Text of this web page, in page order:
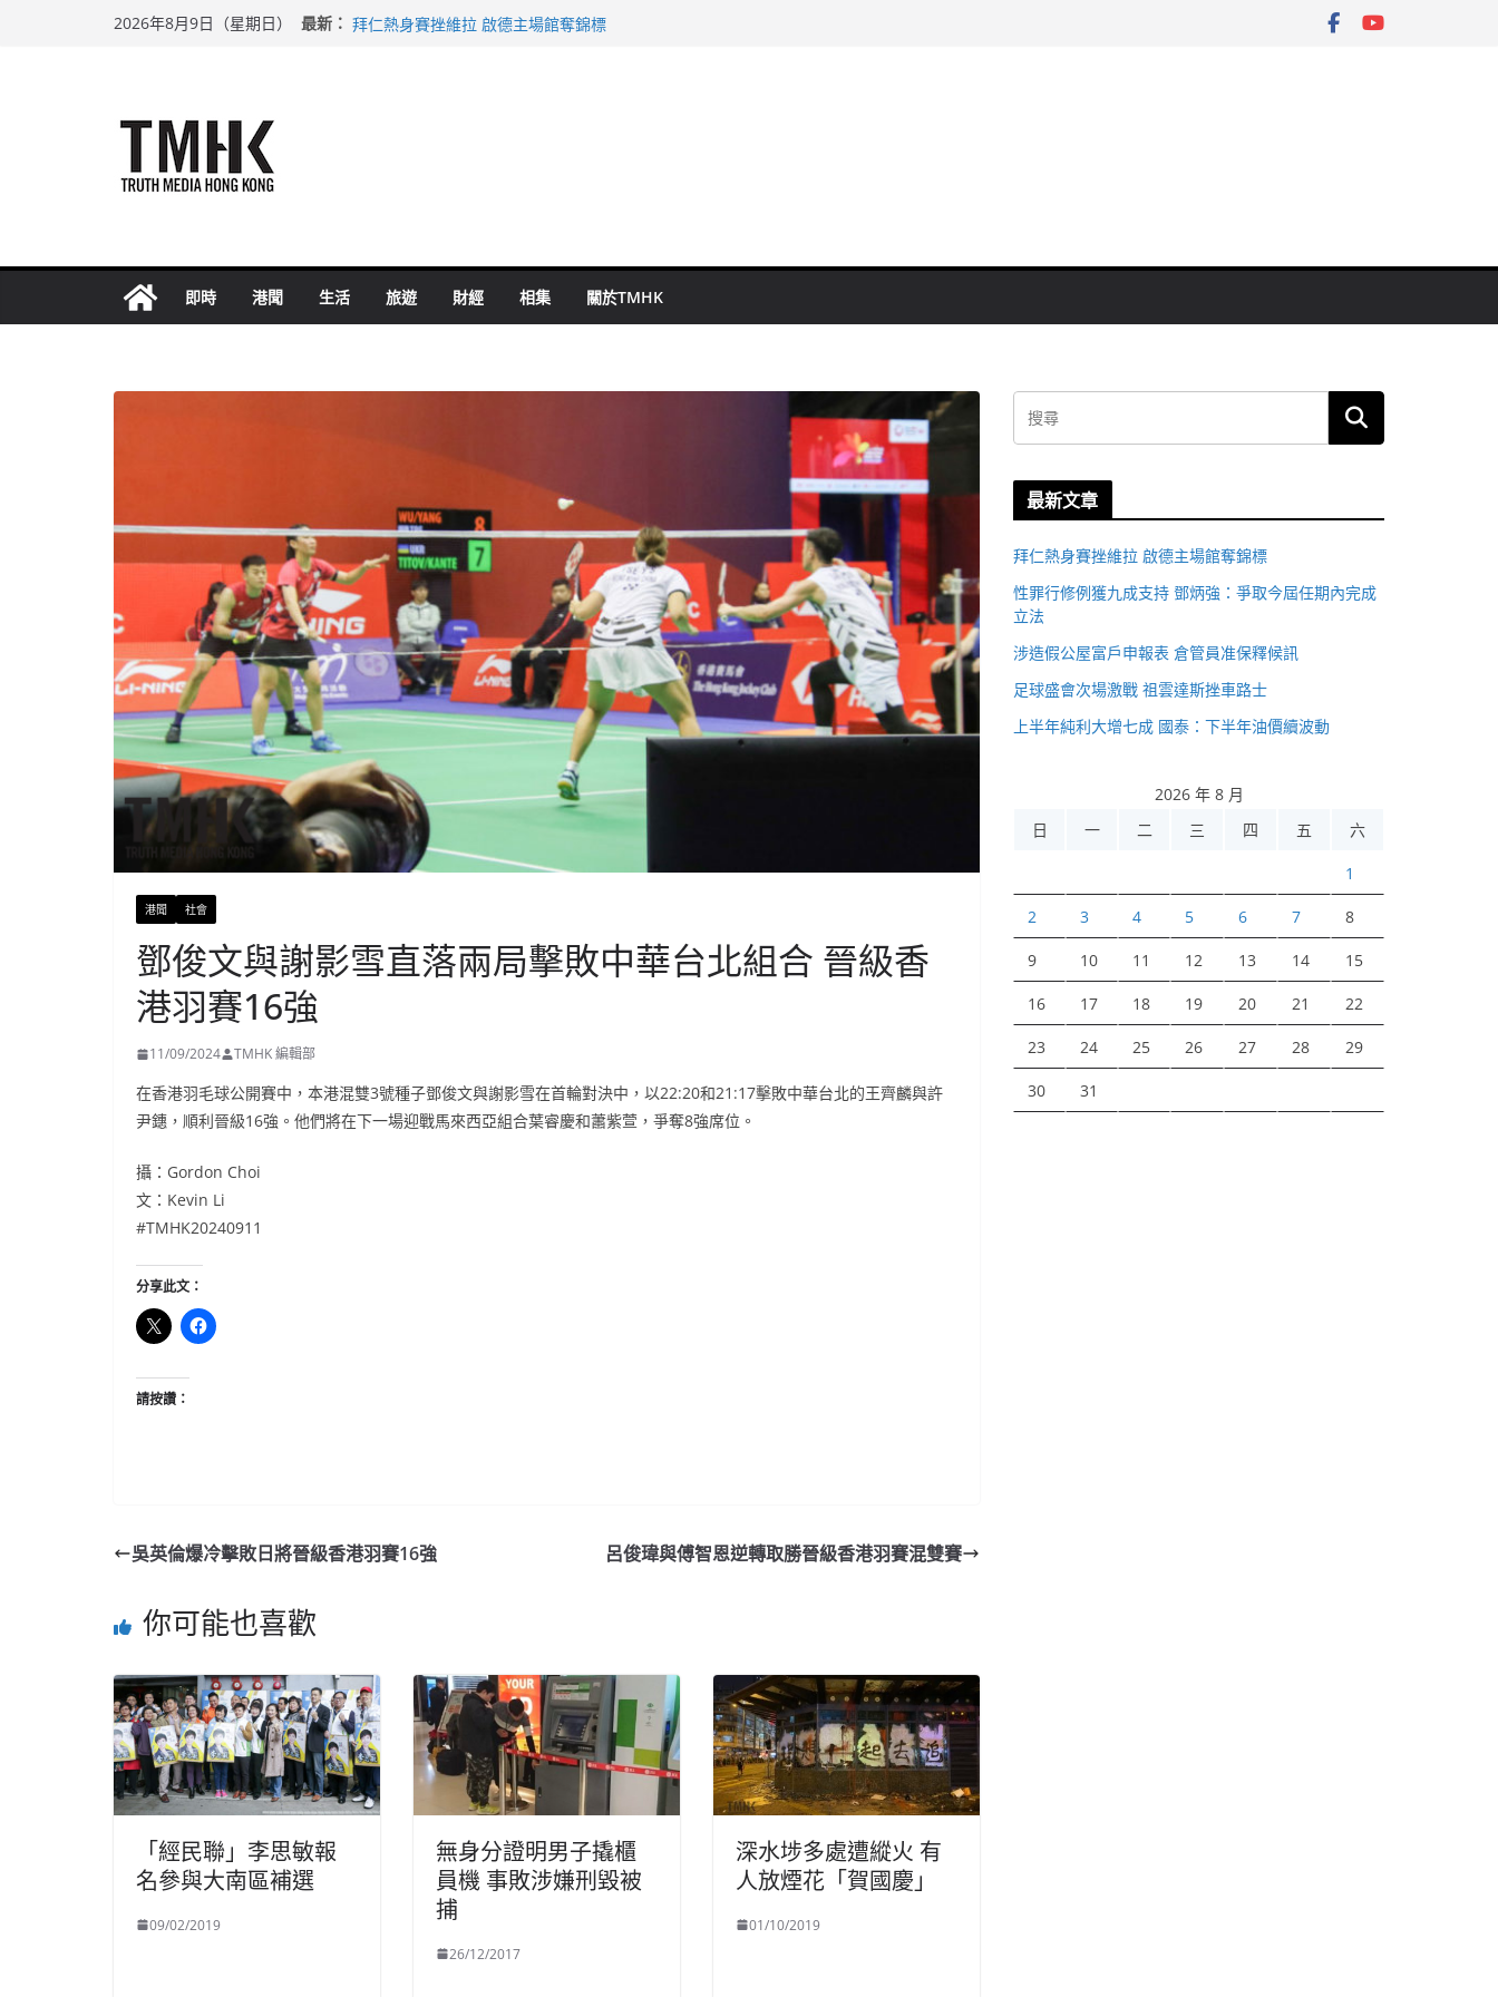
2026年8月9日（星期日） 最新： 上半年純利大增七成 國泰：下半年油價續波動
即時 港聞 生活 旅遊 財經 相集 關於TMHK
港聞 社會
鄧俊文與謝影雪直落兩局擊敗中華台北組合 晉級香
港羽賽16強
11/09/2024 TMHK 編輯部
在香港羽毛球公開賽中，本港混雙3號種子鄧俊文與謝影雪在首輪對決中，以22:20和21:17擊敗中華台北的王齊麟與許
尹鏸，順利晉級16強。他們將在下一場迎戰馬來西亞組合葉睿慶和蕭紫萱，爭奪8強席位。
攝：Gordon Choi
文：Kevin Li
#TMHK20240911
分享此文：
請按讚：
吳英倫爆冷擊敗日將晉級香港羽賽16強 呂俊瑋與傅智恩逆轉取勝晉級香港羽賽混雙賽
你可能也喜歡
「經民聯」李思敏報
名參與大南區補選
09/02/2019
無身分證明男子撬櫃
員機 事敗涉嫌刑毀被
捕
26/12/2017
深水埗多處遭縱火 有
人放煙花「賀國慶」
01/10/2019
最新文章
拜仁熱身賽挫維拉 啟德主場館奪錦標
性罪行修例獲九成支持 鄧炳強：爭取今屆任期內完成
立法
涉造假公屋富戶申報表 倉管員准保釋候訊
足球盛會次場激戰 祖雲達斯挫車路士
上半年純利大增七成 國泰：下半年油價續波動
2026 年 8 月
日
一 二 三 四 五 六
1
2 3 4 5 6 7 8
9 10 11 12 13 14 15
16 17 18 19 20 21 22
23 24 25 26 27 28 29
30 31